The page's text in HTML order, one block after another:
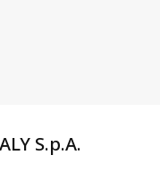
S.p.A.